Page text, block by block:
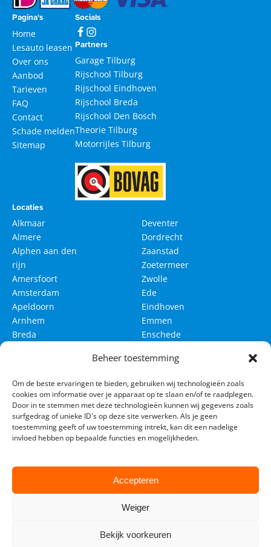
Beheer toestemming
Om de beste ervaringen te bieden, gebruiken wij technologieën zoals
cookies om informatie over je apparaat op te slaan en/of te raadplegen.
Door in te stemmen met deze technologieën kunnen wij gegevens zoals
surfgedrag of unieke ID's op deze site verwerken. Als je geen
toestemming geeft of uw toestemming intrekt, kan dit een nadelige
invloed hebben op bepaalde functies en mogelijkheden.
Accepteren
Weiger
Bekijk voorkeuren
Pagina's
Home
Lesauto leasen
Over ons
Aanbod
Tarieven
FAQ
Contact
Schade melden
Sitemap
Locaties
Alkmaar
Almere
Alphen aan den
rijn
Amersfoort
Amsterdam
Apeldoorn
Arnhem
Breda
Deventer
Dordrecht
Zaanstad
Zoetermeer
Zwolle
Ede
Eindhoven
Emmen
Enschede
Haarlem
Den Haag
Haarlemmermeer
Leeuwarden
Leiden
Maastricht
Nijmegen
Rotterdam
Tilburg
Westland
Partners
Garage Tilburg
Rijschool Tilburg
Rijschool Eindhoven
Rijschool Breda
Rijschool Den Bosch
Theorie Tilburg
Motorrijles Tilburg
Socials